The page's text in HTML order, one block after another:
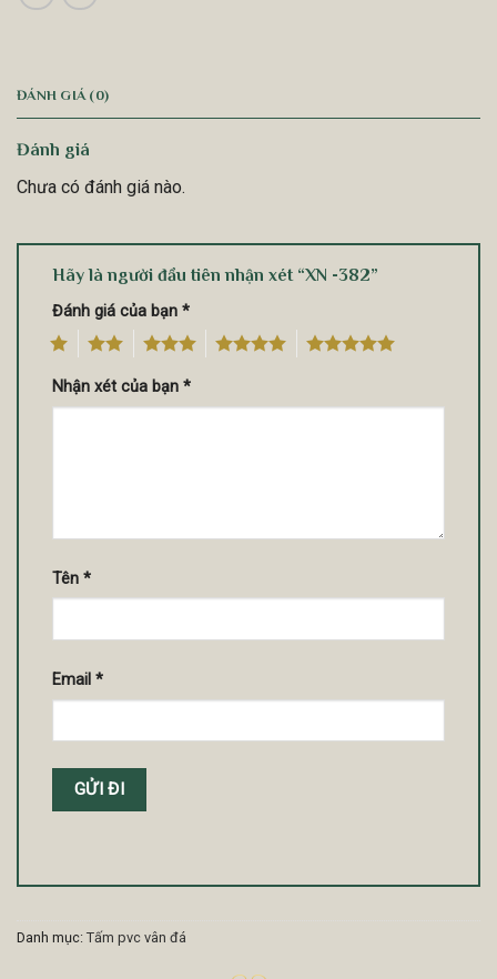
ĐÁNH GIÁ (0)
Đánh giá
Chưa có đánh giá nào.
Hãy là người đầu tiên nhận xét “XN -382”
Đánh giá của bạn *
4 5
Nhận xét của bạn *
Tên *
Email *
Danh mục: Tấm pvc vân đá